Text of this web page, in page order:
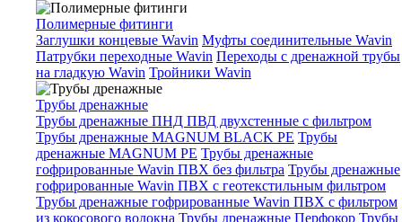
Полимерные фитинги
Заглушки концевые Wavin Муфты соединительные Wavin
Патрубки переходные Wavin Переходы с дренажной трубы
на гладкую Wavin Тройники Wavin
Трубы дренажные
Трубы дренажные ПНД ПВД двухстенные с фильтром
Трубы дренажные MAGNUM BLACK PE Трубы
дренажные MAGNUM PE Трубы дренажные
гофрированные Wavin ПВХ без фильтра Трубы дренажные
гофрированные Wavin ПВХ с геотекстильным фильтром
Трубы дренажные гофрированные Wavin ПВХ с фильтром
из кокосового волокна Трубы дренажные Перфокор Трубы